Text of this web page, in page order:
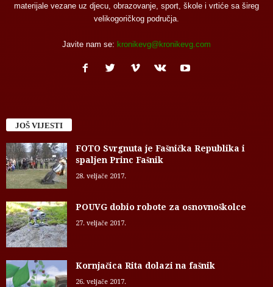
materijale vezane uz djecu, obrazovanje, sport, škole i vrtiće sa šireg
velikogoričkog područja.
Javite nam se: kronikevg@kronikevg.com
JOŠ VIJESTI
FOTO Svrgnuta je Fašnička Republika i
spaljen Princ Fašnik
28. veljače 2017.
POUVG dobio robote za osnovnoškolce
27. veljače 2017.
Kornjačica Rita dolazi na fašnik
26. veljače 2017.